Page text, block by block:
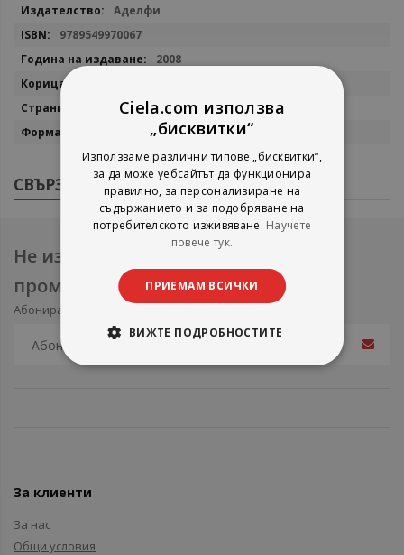
Аделфи
9789549970067
2008
СВЪРЗАНИ ПРОДУКТИ
Не изпускайте нови продукти и
промоции
Абонирайте се за нашия e-mail бюлетин
За клиенти
За нас
Общи условия
Ciela.com използва
„бисквитки“
Използваме различни типове „бисквитки“,
за да може уебсайтът да функционира
правилно, за персонализиране на
съдържанието и за подобряване на
потребителското изживяване. Научете
повече тук.
ПРИЕМАМ ВСИЧКИ
ВИЖТЕ ПОДРОБНОСТИТЕ